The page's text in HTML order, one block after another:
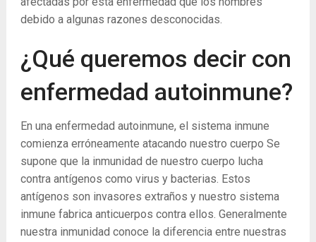
debido a algunas razones desconocidas.
¿Qué queremos decir con
enfermedad autoinmune?
En una enfermedad autoinmune, el sistema inmune
comienza erróneamente atacando nuestro cuerpo Se
supone que la inmunidad de nuestro cuerpo lucha
contra antígenos como virus y bacterias. Estos
antígenos son invasores extraños y nuestro sistema
inmune fabrica anticuerpos contra ellos. Generalmente
nuestra inmunidad conoce la diferencia entre nuestras